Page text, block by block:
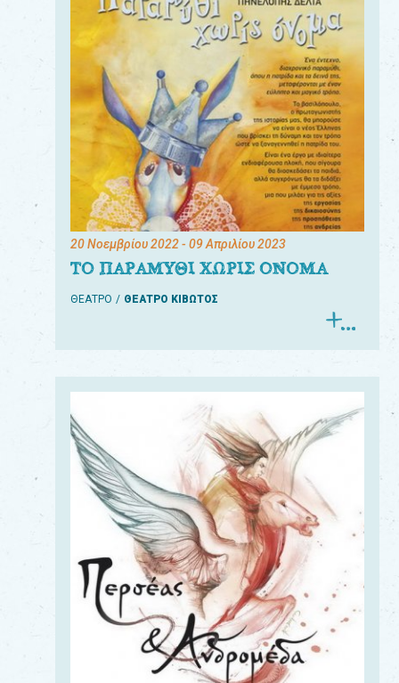
20 Νοεμβρίου 2022- 09 Απριλίου 2023
ΤΟ ΠΑΡΑΜΥΘΙ ΧΩΡΙΣ ΟΝΟΜΑ
ΘΕΑΤΡΟ ΘΕΑΤΡΟ ΚΙΒΩΤΟΣ